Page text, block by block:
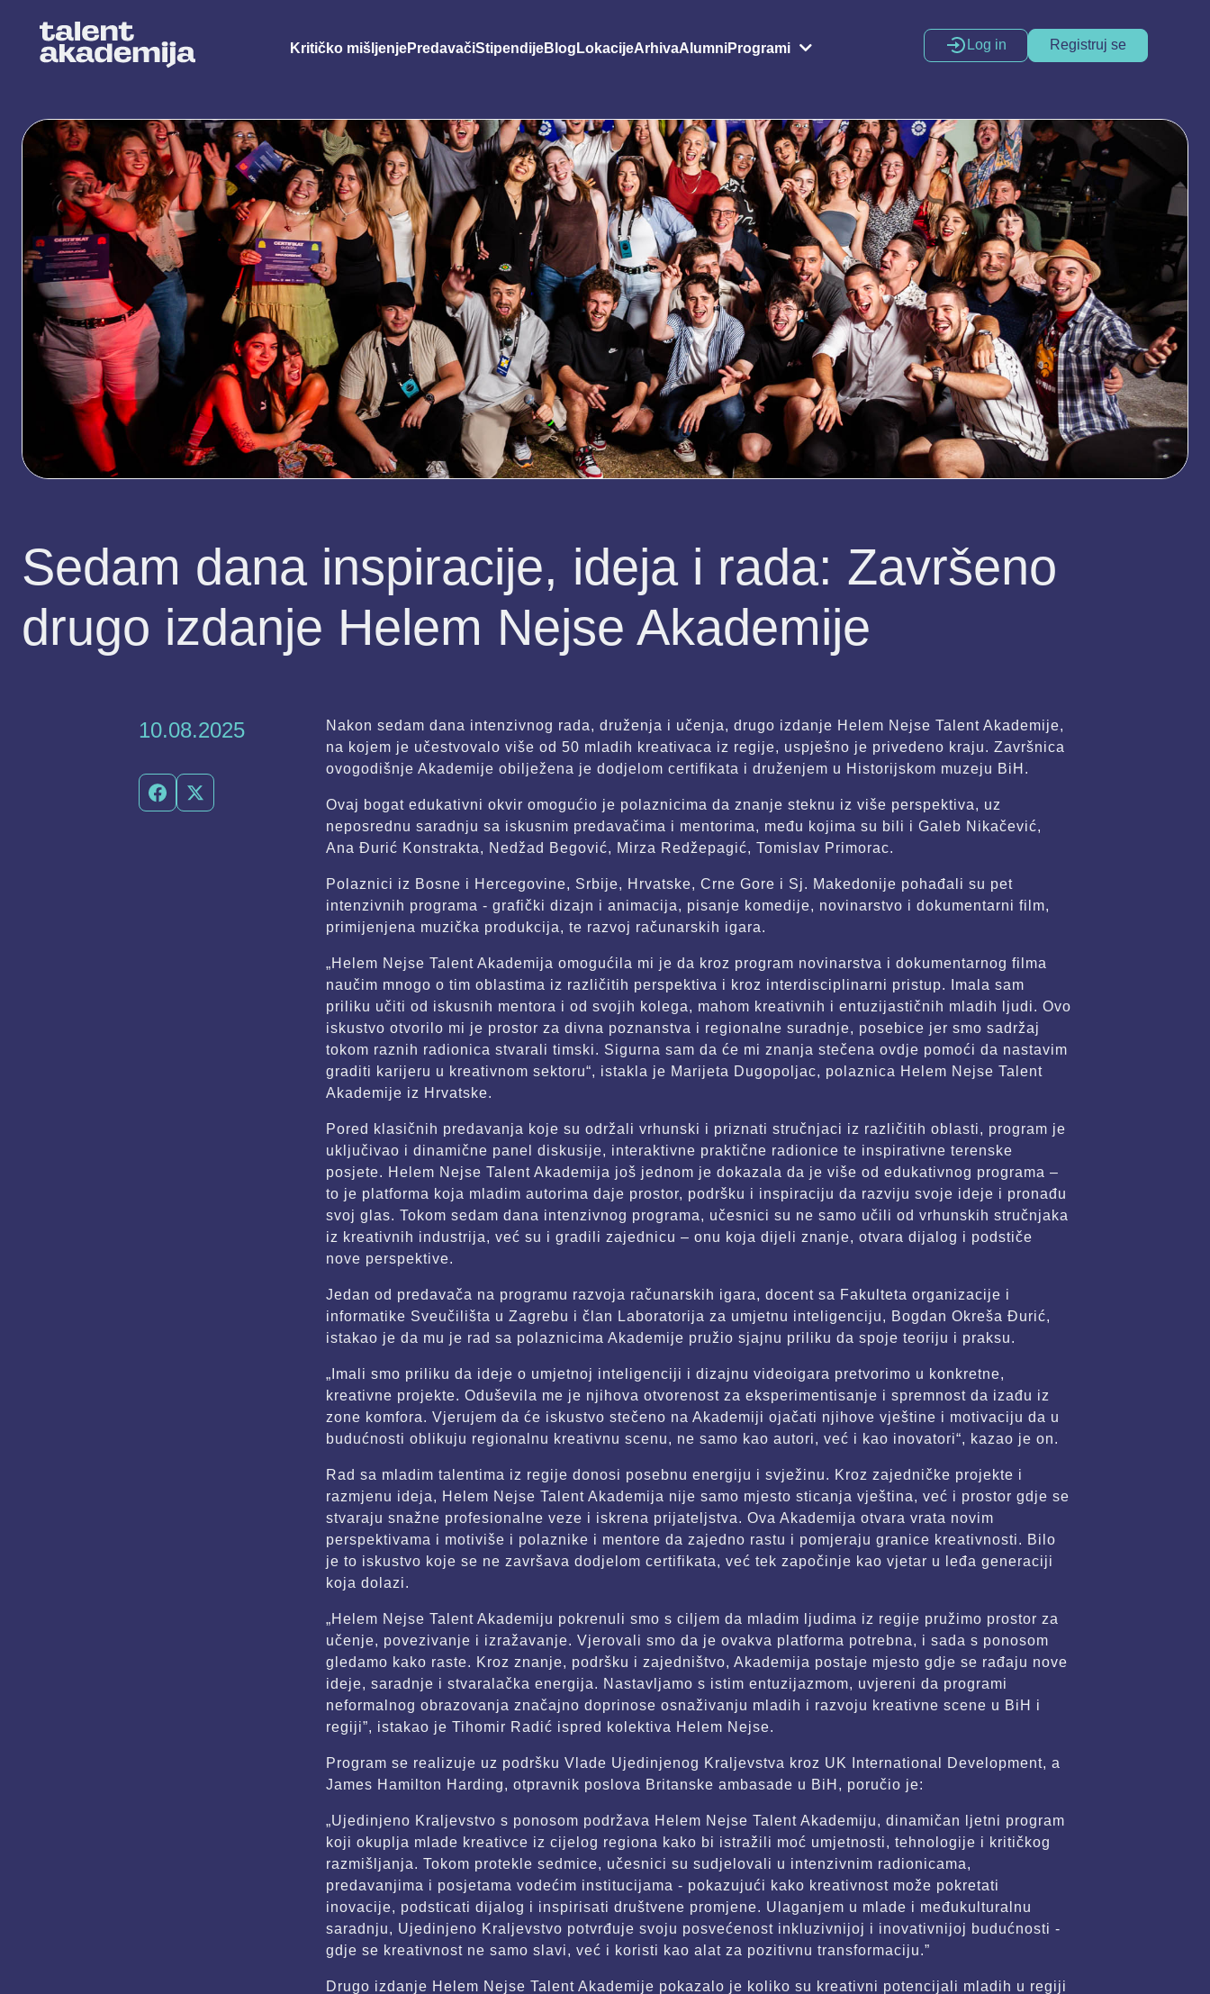
Log in Registruj se
Kritičko mišljenjePredavačiStipendijeBlog LokacijeArhivaAlumniProgrami
Sedam dana inspiracije, ideja i rada: Završeno
drugo izdanje Helem Nejse Akademije
10.08.2025
Nakon sedam dana intenzivnog rada, druženja i učenja, drugo izdanje Helem Nejse Talent Akademije,
na kojem je učestvovalo više od 50 mladih kreativaca iz regije, uspješno je privedeno kraju. Završnica
ovogodišnje Akademije obilježena je dodjelom certifikata i druženjem u Historijskom muzeju BiH.
Ovaj bogat edukativni okvir omogućio je polaznicima da znanje steknu iz više perspektiva, uz
neposrednu saradnju sa iskusnim predavačima i mentorima, među kojima su bili i Galeb Nikačević,
Ana Đurić Konstrakta, Nedžad Begović, Mirza Redžepagić, Tomislav Primorac.
Polaznici iz Bosne i Hercegovine, Srbije, Hrvatske, Crne Gore i Sj. Makedonije pohađali su pet
intenzivnih programa - grafički dizajn i animacija, pisanje komedije, novinarstvo i dokumentarni film,
primijenjena muzička produkcija, te razvoj računarskih igara.
„Helem Nejse Talent Akademija omogućila mi je da kroz program novinarstva i dokumentarnog filma
naučim mnogo o tim oblastima iz različitih perspektiva i kroz interdisciplinarni pristup. Imala sam
priliku učiti od iskusnih mentora i od svojih kolega, mahom kreativnih i entuzijastičnih mladih ljudi. Ovo
iskustvo otvorilo mi je prostor za divna poznanstva i regionalne suradnje, posebice jer smo sadržaj
tokom raznih radionica stvarali timski. Sigurna sam da će mi znanja stečena ovdje pomoći da nastavim
graditi karijeru u kreativnom sektoru“, istakla je Marijeta Dugopoljac, polaznica Helem Nejse Talent
Akademije iz Hrvatske.
Pored klasičnih predavanja koje su održali vrhunski i priznati stručnjaci iz različitih oblasti, program je
uključivao i dinamične panel diskusije, interaktivne praktične radionice te inspirativne terenske
posjete. Helem Nejse Talent Akademija još jednom je dokazala da je više od edukativnog programa –
to je platforma koja mladim autorima daje prostor, podršku i inspiraciju da razviju svoje ideje i pronađu
svoj glas. Tokom sedam dana intenzivnog programa, učesnici su ne samo učili od vrhunskih stručnjaka
iz kreativnih industrija, već su i gradili zajednicu – onu koja dijeli znanje, otvara dijalog i podstiče
nove perspektive.
Jedan od predavača na programu razvoja računarskih igara, docent sa Fakulteta organizacije i
informatike Sveučilišta u Zagrebu i član Laboratorija za umjetnu inteligenciju, Bogdan Okreša Đurić,
istakao je da mu je rad sa polaznicima Akademije pružio sjajnu priliku da spoje teoriju i praksu.
„Imali smo priliku da ideje o umjetnoj inteligenciji i dizajnu videoigara pretvorimo u konkretne,
kreativne projekte. Oduševila me je njihova otvorenost za eksperimentisanje i spremnost da izađu iz
zone komfora. Vjerujem da će iskustvo stečeno na Akademiji ojačati njihove vještine i motivaciju da u
budućnosti oblikuju regionalnu kreativnu scenu, ne samo kao autori, već i kao inovatori“, kazao je on.
Rad sa mladim talentima iz regije donosi posebnu energiju i svježinu. Kroz zajedničke projekte i
razmjenu ideja, Helem Nejse Talent Akademija nije samo mjesto sticanja vještina, već i prostor gdje se
stvaraju snažne profesionalne veze i iskrena prijateljstva. Ova Akademija otvara vrata novim
perspektivama i motiviše i polaznike i mentore da zajedno rastu i pomjeraju granice kreativnosti. Bilo
je to iskustvo koje se ne završava dodjelom certifikata, već tek započinje kao vjetar u leđa generaciji
koja dolazi.
„Helem Nejse Talent Akademiju pokrenuli smo s ciljem da mladim ljudima iz regije pružimo prostor za
učenje, povezivanje i izražavanje. Vjerovali smo da je ovakva platforma potrebna, i sada s ponosom
gledamo kako raste. Kroz znanje, podršku i zajedništvo, Akademija postaje mjesto gdje se rađaju nove
ideje, saradnje i stvaralačka energija. Nastavljamo s istim entuzijazmom, uvjereni da programi
neformalnog obrazovanja značajno doprinose osnaživanju mladih i razvoju kreativne scene u BiH i
regiji”, istakao je Tihomir Radić ispred kolektiva Helem Nejse.
Program se realizuje uz podršku Vlade Ujedinjenog Kraljevstva kroz UK International Development, a
James Hamilton Harding, otpravnik poslova Britanske ambasade u BiH, poručio je:
„Ujedinjeno Kraljevstvo s ponosom podržava Helem Nejse Talent Akademiju, dinamičan ljetni program
koji okuplja mlade kreativce iz cijelog regiona kako bi istražili moć umjetnosti, tehnologije i kritičkog
razmišljanja. Tokom protekle sedmice, učesnici su sudjelovali u intenzivnim radionicama,
predavanjima i posjetama vodećim institucijama - pokazujući kako kreativnost može pokretati
inovacije, podsticati dijalog i inspirisati društvene promjene. Ulaganjem u mlade i međukulturalnu
saradnju, Ujedinjeno Kraljevstvo potvrđuje svoju posvećenost inkluzivnijoj i inovativnijoj budućnosti -
gdje se kreativnost ne samo slavi, već i koristi kao alat za pozitivnu transformaciju.”
Drugo izdanje Helem Nejse Talent Akademije pokazalo je koliko su kreativni potencijali mladih u regiji